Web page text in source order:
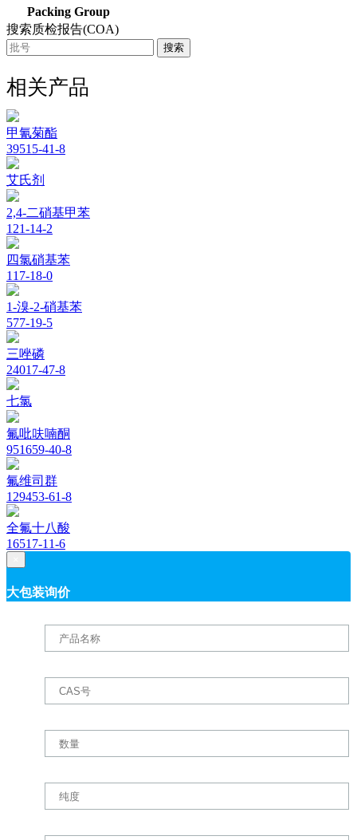
Packing Group
搜索质检报告(COA)
搜索
相关产品
甲氰菊酯
39515-41-8
艾氏剂
2,4-二硝基甲苯
121-14-2
四氯硝基苯
117-18-0
1-溴-2-硝基苯
577-19-5
三唑磷
24017-47-8
七氯
氟吡呋喃酮
951659-40-8
氟维司群
129453-61-8
全氟十八酸
16517-11-6
大包装询价